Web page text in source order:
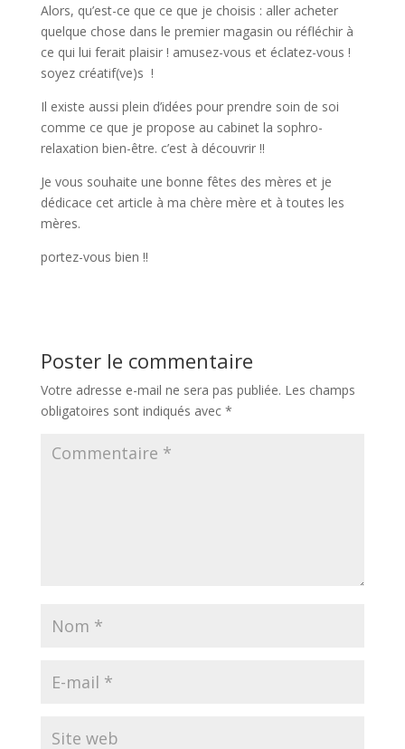
Alors, qu’est-ce que ce que je choisis : aller acheter
quelque chose dans le premier magasin ou réfléchir à
ce qui lui ferait plaisir ! amusez-vous et éclatez-vous !
soyez créatif(ve)s !
Il existe aussi plein d’idées pour prendre soin de soi
comme ce que je propose au cabinet la sophro-
relaxation bien-être. c’est à découvrir !!
Je vous souhaite une bonne fêtes des mères et je
dédicace cet article à ma chère mère et à toutes les
mères.
portez-vous bien !!
Poster le commentaire
Votre adresse e-mail ne sera pas publiée. Les champs
obligatoires sont indiqués avec *